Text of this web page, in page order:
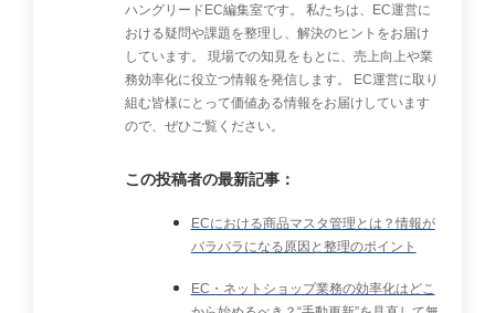
ハングリードEC編集室です。 私たちは、EC運営に
おける疑問や課題を整理し、解決のヒントをお届け
しています。 現場での知見をもとに、売上向上や業
務効率化に役立つ情報を発信します。 EC運営に取り
組む皆様にとって価値ある情報をお届けしています
ので、ぜひご覧ください。
この投稿者の最新記事：
ECにおける商品マスタ管理とは？情報が
バラバラになる原因と整理のポイント
EC・ネットショップ業務の効率化はどこ